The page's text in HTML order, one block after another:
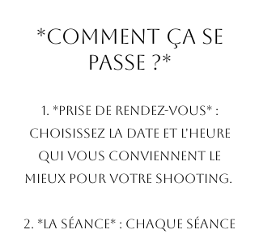
*Comment ça se
Passe ?*
1. *Prise de Rendez-vous* :
Choisissez la date et l'heure
qui vous conviennent le
mieux pour votre shooting.
2. *La Séance* : Chaque séance